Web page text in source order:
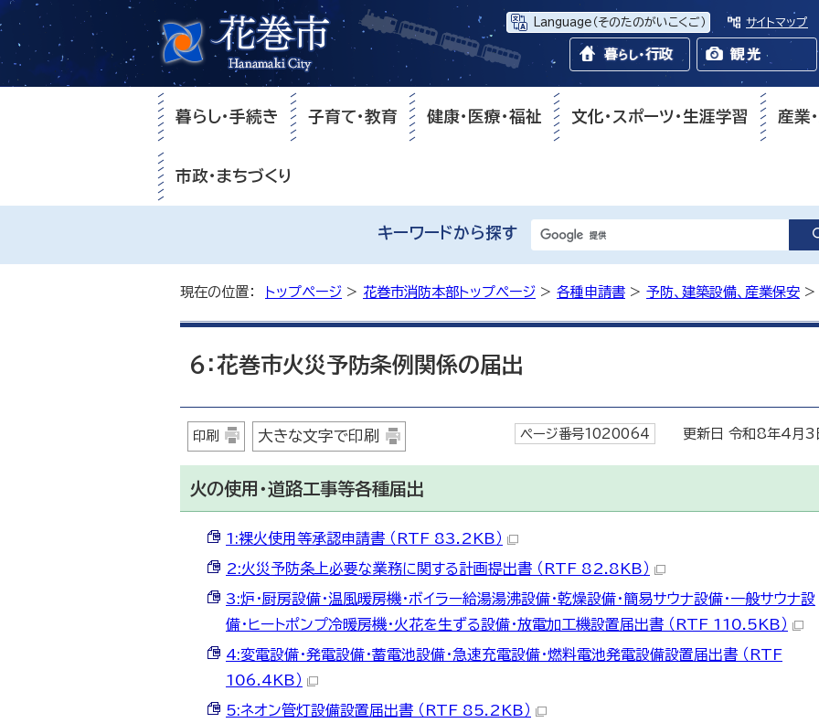
Language （そのたのがいこくご） サイトマップ
暮らし・手続き 子育て・教育 健康・医療・福祉 文化・スポーツ・生涯学習 産業
市政・まちづくり
キーワードから探す
現在の位置： トップページ > 花巻市消防本部トップページ > 各種申請書 > 予防、建築設備、産業保安 >
6：花巻市火災予防条例関係の届出
印刷 大きな文字で印刷 ページ番号1020064 更新日 令和8年4月3
火の使用・道路工事等各種届出
1:裸火使用等承認申請書 （RTF 83.2KB）
2:火災予防条上必要な業務に関する計画提出書 （RTF 82.8KB）
3:炉・厨房設備・温風暖房機・ボイラー給湯湯沸設備・乾燥設備・簡易サウナ設備・一般サウナ設
備・ヒートポンプ冷暖房機・火花を生ずる設備・放電加工機設置届出書 （RTF 110.5KB）
4:変電設備・発電設備・蓄電池設備・急速充電設備・燃料電池発電設備設置届出書 （RTF
106.4KB）
5:ネオン管灯設備設置届出書 （RTF 85.2KB）